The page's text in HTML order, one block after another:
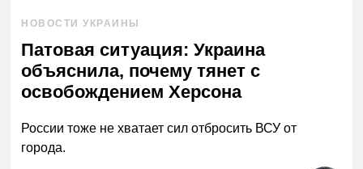
НОВОСТИ УКРАИНЫ
Патовая ситуация: Украина
объяснила, почему тянет с
освобождением Херсона
России тоже не хватает сил отбросить ВСУ от
города.